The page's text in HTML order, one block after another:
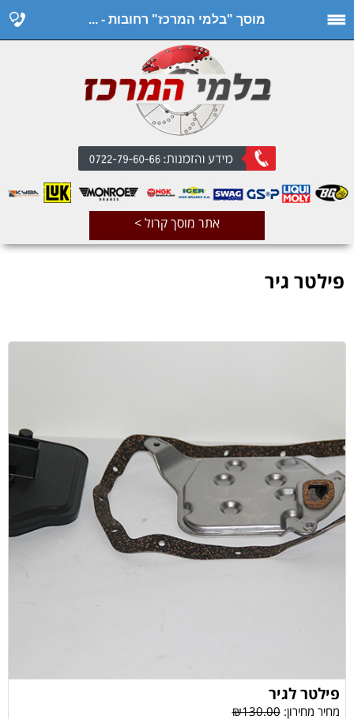
מוסך "בלמי המרכז" רחובות - ...
אתר מוסך קרול >
פילטר גיר
פילטר לגיר
מחיר מחירון:₪130.00